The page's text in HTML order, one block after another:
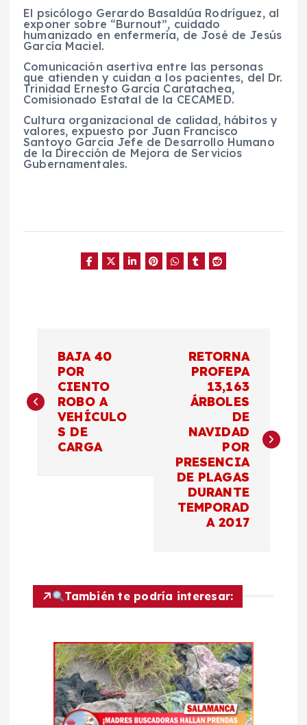
El psicólogo Gerardo Basaldúa Rodríguez, al
exponer sobre “Burnout”, cuidado
humanizado en enfermería, de José de Jesús
García Maciel.
Comunicación asertiva entre las personas
que atienden y cuidan a los pacientes, del Dr.
Trinidad Ernesto García Caratachea,
Comisionado Estatal de la CECAMED.
Cultura organizacional de calidad, hábitos y
valores, expuesto por Juan Francisco
Santoyo García Jefe de Desarrollo Humano
de la Dirección de Mejora de Servicios
Gubernamentales.
v
ó
BAJA 40
POR
CIENTO
ROBO A
VEHÍCULO
S DE
CARGA
RETORNA
PROFEPA
13,163
ÁRBOLES
DE
NAVIDAD
POR
PRESENCIA
DE PLAGAS
DURANTE
TEMPORAD
A 2017
También te podría interesar: